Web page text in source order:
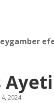
4, 2024